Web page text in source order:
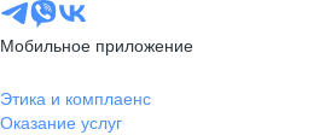
Мобильное приложение
Этика и комплаенс
Оказание услуг